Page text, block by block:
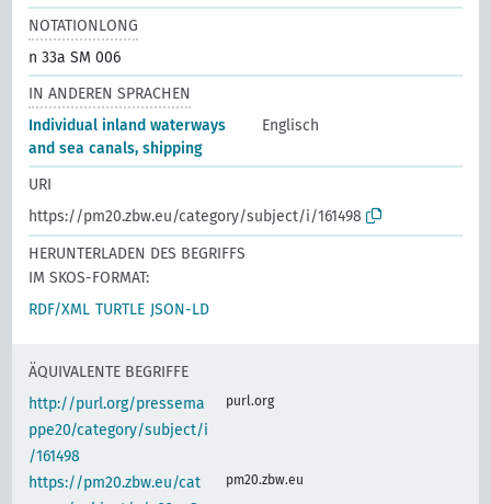
NOTATIONLONG
n 33a SM 006
IN ANDEREN SPRACHEN
Individual inland waterways
and sea canals, shipping
Englisch
URI
https://pm20.zbw.eu/category/subject/i/161498
HERUNTERLADEN DES BEGRIFFS
IM SKOS-FORMAT:
RDF/XML TURTLE JSON-LD
ÄQUIVALENTE BEGRIFFE
http://purl.org/pressema
ppe20/category/subject/i
/161498
purl.org
https://pm20.zbw.eu/cat
pm20.zbw.eu